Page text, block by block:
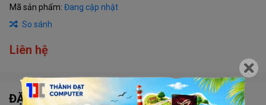
Mã sản phẩm: Đang cập nhật
So sánh
Liên hệ
ĐẶC ĐIỂM NỔI BẬT